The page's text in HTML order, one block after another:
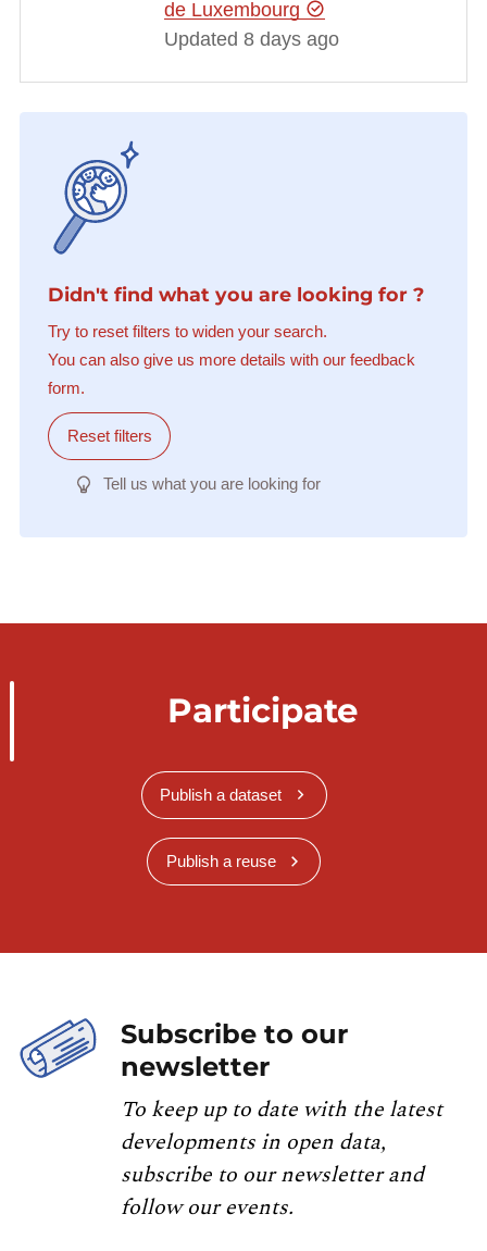
de Luxembourg
Updated 8 days ago
Didn't find what you are looking for ?
Try to reset filters to widen your search.
You can also give us more details with our feedback
form.
Reset filters
Tell us what you are looking for
Participate
Publish a dataset
Publish a reuse
Subscribe to our
newsletter
To keep up to date with the latest
developments in open data,
subscribe to our newsletter and
follow our events.